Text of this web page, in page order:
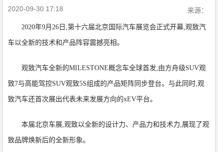
2020-09-30 17:18 来源：
2020年9月26日,第十六届北京国际汽车展览会正式开幕,观致汽
车以全新的技术和产品阵容震撼亮相。
观致汽车全新的MILESTONE概念车全球首发,由方舟级SUV观
致7与高能驾控SUV观致5S组成的产品矩阵同步登台。与此同时,观
致汽车还首次展出代表未来发展方向的xEV平台。
本届北京车展,观致以全新的设计力、产品力和技术力,展现了观
致品牌焕新后的全新形象。